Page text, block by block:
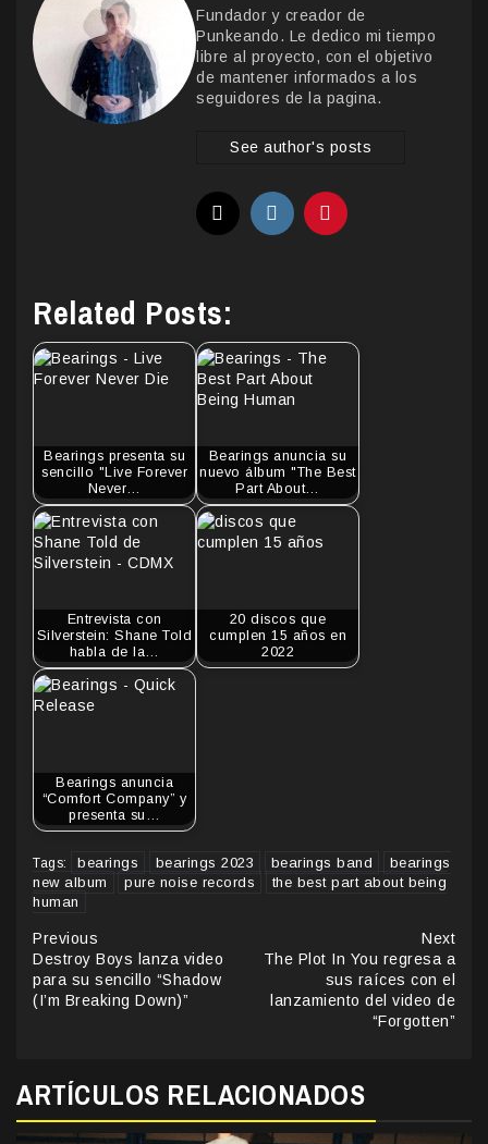
Fundador y creador de
Punkeando. Le dedico mi tiempo
libre al proyecto, con el objetivo
de mantener informados a los
seguidores de la pagina.
See author's posts
Related Posts:
Bearings presenta su
sencillo "Live Forever
Never…
Bearings anuncia su
nuevo álbum "The Best
Part About…
Entrevista con
Silverstein: Shane Told
habla de la…
20 discos que
cumplen 15 años en
2022
Bearings anuncia
“Comfort Company” y
presenta su…
Tags: bearings bearings 2023 bearings band
bearings
new album
pure noise records
the best part about being
human
Continue
Reading
Previous
Destroy Boys lanza video
para su sencillo “Shadow
(I’m Breaking Down)”
Next
The Plot In You regresa a
sus raíces con el
lanzamiento del video de
“Forgotten”
ARTÍCULOS RELACIONADOS